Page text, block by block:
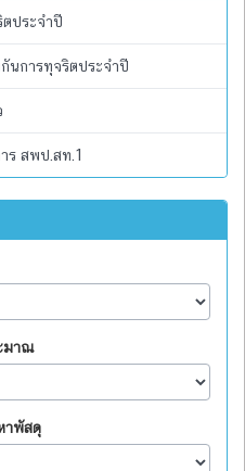
ประจำปี
นการทุจริตประจำปี
ร สพป.สท.1
มาณ
าพัสดุ